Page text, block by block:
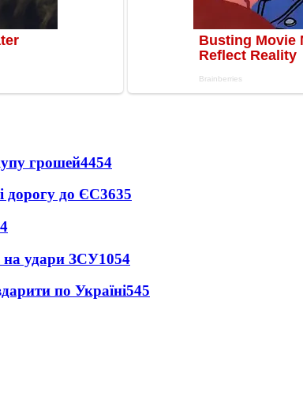
грошей4454
дорогу до ЄС3635
на удари ЗСУ1054
по Україні545